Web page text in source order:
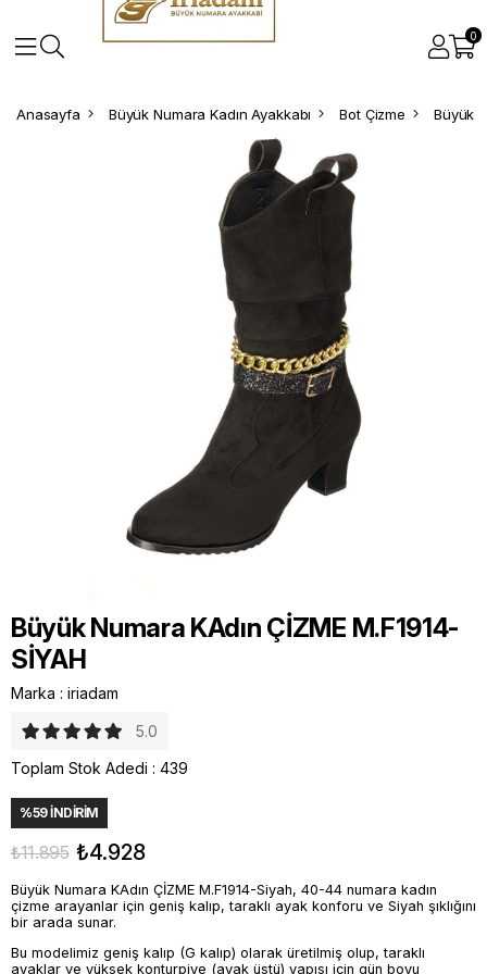
0
Anasayfa Büyük Numara Kadın Ayakkabı Bot Çizme Büyük
Büyük Numara KAdın ÇİZME M.F1914-
SİYAH
Marka : iriadam
5.0
Toplam Stok Adedi : 439
%59İNDIRIM
₺11.895 ₺4.928
Büyük Numara KAdın ÇİZME M.F1914-Siyah, 40-44 numara kadın
çizme arayanlar için geniş kalıp, taraklı ayak konforu ve Siyah şıklığını
bir arada sunar.
Bu modelimiz geniş kalıp (G kalıp) olarak üretilmiş olup, taraklı
ayaklar ve yüksek konturpiye (ayak üstü) yapısı için gün boyu